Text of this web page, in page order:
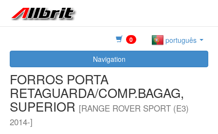
0
português
Navigation
FORROS PORTA
RETAGUARDA/COMP.BAGAG,
SUPERIOR [RANGE ROVER SPORT (E3)
2014-]